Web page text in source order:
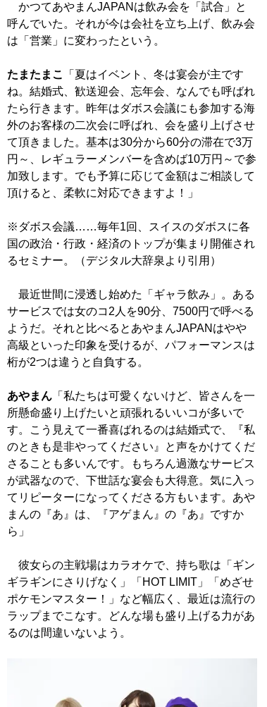
かつてあやまんJAPANは飲み会を「試合」と
呼んでいた。それが今は会社を立ち上げ、飲み会
は「営業」に変わったという。
たまたまこ
「夏はイベント、冬は宴会が主です
ね。結婚式、歓送迎会、忘年会、なんでも呼ばれ
たら行きます。昨年はダボス会議にも参加する海
外のお客様の二次会に呼ばれ、会を盛り上げさせ
て頂きました。基本は30分から60分の滞在で3万
円～、レギュラーメンバーを含めば10万円～で参
加致します。でも予算に応じて金額はご相談して
頂けると、柔軟に対応できますよ！」
※ダボス会議……毎年1回、スイスのダボスに各
国の政治・行政・経済のトップが集まり開催され
るセミナー。（デジタル大辞泉より引用）
最近世間に浸透し始めた「ギャラ飲み」。ある
サービスでは女のコ2人を90分、7500円で呼べる
ようだ。それと比べるとあやまんJAPANはやや
高級といった印象を受けるが、パフォーマンスは
桁が2つは違うと自負する。
あやまん 「私たちは可愛くないけど、皆さんを一
所懸命盛り上げたいと頑張れるいいコが多いで
す。こう見えて一番喜ばれるのは結婚式で、『私
のときも是非やってください』と声をかけてくだ
さることも多いんです。もちろん過激なサービス
が武器なので、下世話な宴会も大得意。気に入っ
てリピーターになってくださる方もいます。あや
まんの『あ』は、『アゲまん』の『あ』ですか
ら」
彼女らの主戦場はカラオケで、持ち歌は「ギン
ギラギンにさりげなく」「HOT LIMIT」「めざせ
ポケモンマスター！」など幅広く、最近は流行の
ラップまでこなす。どんな場も盛り上げる力があ
るのは間違いないよう。